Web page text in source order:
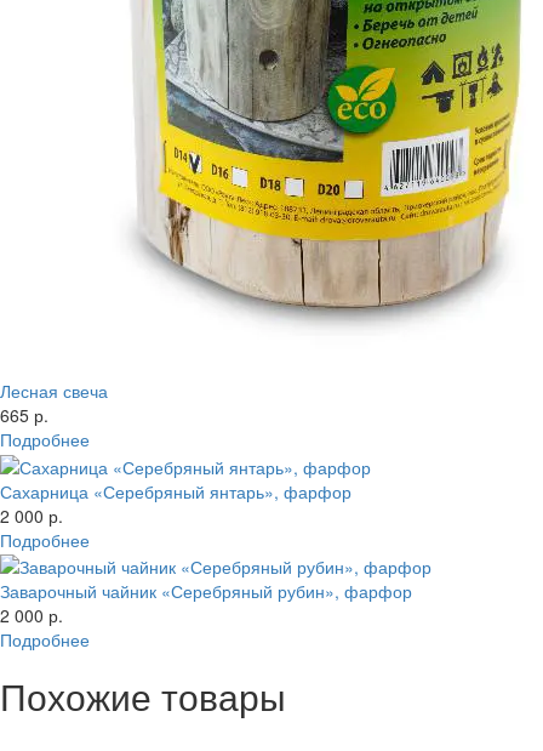
Лесная свеча
665 р.
Подробнее
Сахарница «Серебряный янтарь», фарфор
2 000 р.
Подробнее
Заварочный чайник «Серебряный рубин», фарфор
2 000 р.
Подробнее
Похожие товары